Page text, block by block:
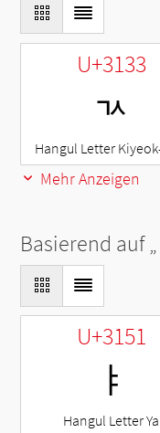
U+3133
ㄳ
Hangul Letter
Mehr Anzeigen
Basierend auf „
U+3151
ㅑ
Hangul Letter Ya